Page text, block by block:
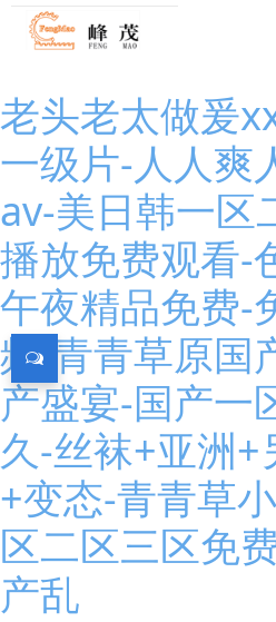
老头老太做爰
一级片-人人爽
av-美日韩一区
播放免费观看-
午夜精品免费-
频-青青草原国
产盛宴-国产一
久-丝袜+亚洲+
+变态-青青草
区二区三区免
产乱